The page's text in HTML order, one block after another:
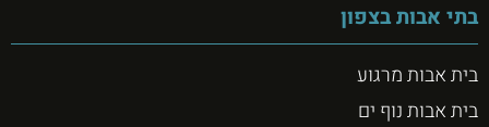
בתי אבות בצפון
בית אבות מרגוע
בית אבות נוף ים